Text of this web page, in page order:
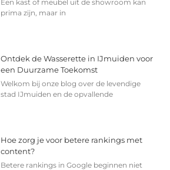
Een kast of meubel uit de showroom kan
prima zijn, maar in
Ontdek de Wasserette in IJmuiden voor
een Duurzame Toekomst
Welkom bij onze blog over de levendige
stad IJmuiden en de opvallende
Hoe zorg je voor betere rankings met
content?
Betere rankings in Google beginnen niet